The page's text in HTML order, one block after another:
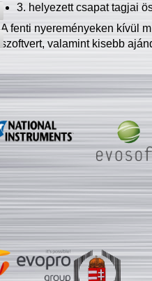
3. helyezett csapat tagjai
A fenti nyereményeken kívül
szoftvert, valamint kisebb